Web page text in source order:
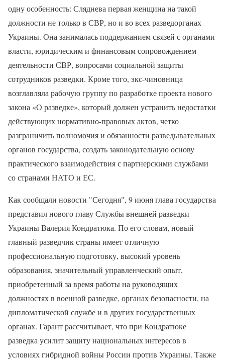
одну особенность: Сляднева первая женщина на такой
должности не только в СВР, но и во всех разведорганах
Украины. Она занималась поддержанием связей с органами
власти, юридическим и финансовым сопровождением
деятельности СВР, вопросами социальной защиты
сотрудников разведки. Кроме того, экс-чиновница
возглавляла рабочую группу по разработке проекта нового
закона «О разведке», который должен устранить недостатки
действующих нормативно-правовых актов, четко
разграничить полномочия и обязанности разведывательных
органов государства, создать законодательную основу
практического взаимодействия с партнерскими службами
со странами НАТО и ЕС.
Как сообщали новости "Сегодня", 9 июня глава государства
представил нового главу Службы внешней разведки
Украины Валерия Кондратюка. По его словам, новый
главный разведчик страны имеет отличную
профессиональную подготовку, высокий уровень
образования, значительный управленческий опыт,
приобретенный за время работы на руководящих
должностях в военной разведке, органах безопасности, на
дипломатической службе и в других государственных
органах. Гарант рассчитывает, что при Кондратюке
разведка усилит защиту национальных интересов в
условиях гибридной войны России против Украины. Также